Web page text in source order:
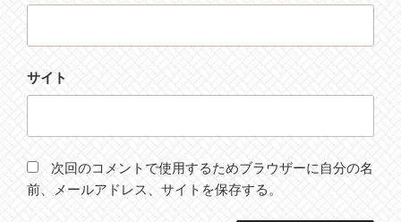
サイト
次回のコメントで使用するためブラウザーに自分の名
前、メールアドレス、サイトを保存する。